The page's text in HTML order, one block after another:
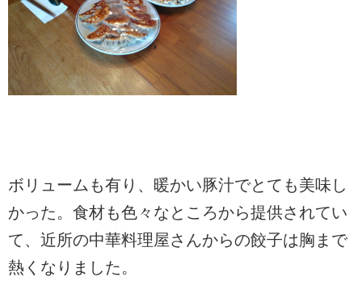
ボリュームも有り、暖かい豚汁でとても美味し
かった。食材も色々なところから提供されてい
て、近所の中華料理屋さんからの餃子は胸まで
熱くなりました。